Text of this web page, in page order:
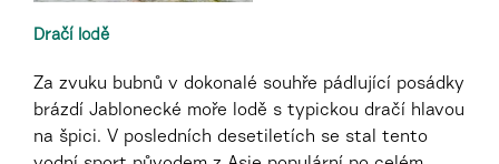
Dračí lodě
Za zvuku bubnů v dokonalé souhře pádlující posádky
brázdí Jablonecké moře lodě s typickou dračí hlavou
na špici. V posledních desetiletích se stal tento